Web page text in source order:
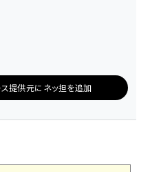
提供元にネッ担を追加